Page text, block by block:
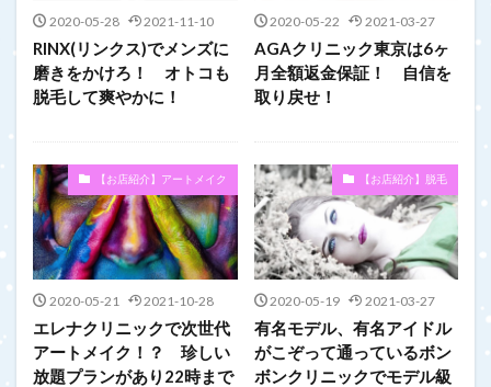
2020-05-28 2021-11-10
RINX(リンクス)でメンズに
磨きをかけろ！ オトコも
脱毛して爽やかに！
2020-05-22 2021-03-27
AGAクリニック東京は6ヶ
月全額返金保証！ 自信を
取り戻せ！
【お店紹介】アートメイク
2020-05-21 2021-10-28
エレナクリニックで次世代
アートメイク！？ 珍しい
放題プランがあり22時まで
【お店紹介】脱毛
2020-05-19 2021-03-27
有名モデル、有名アイドル
がこぞって通っているボン
ボンクリニックでモデル級